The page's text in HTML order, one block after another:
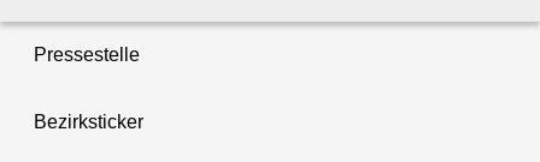
Pressestelle
Bezirksticker